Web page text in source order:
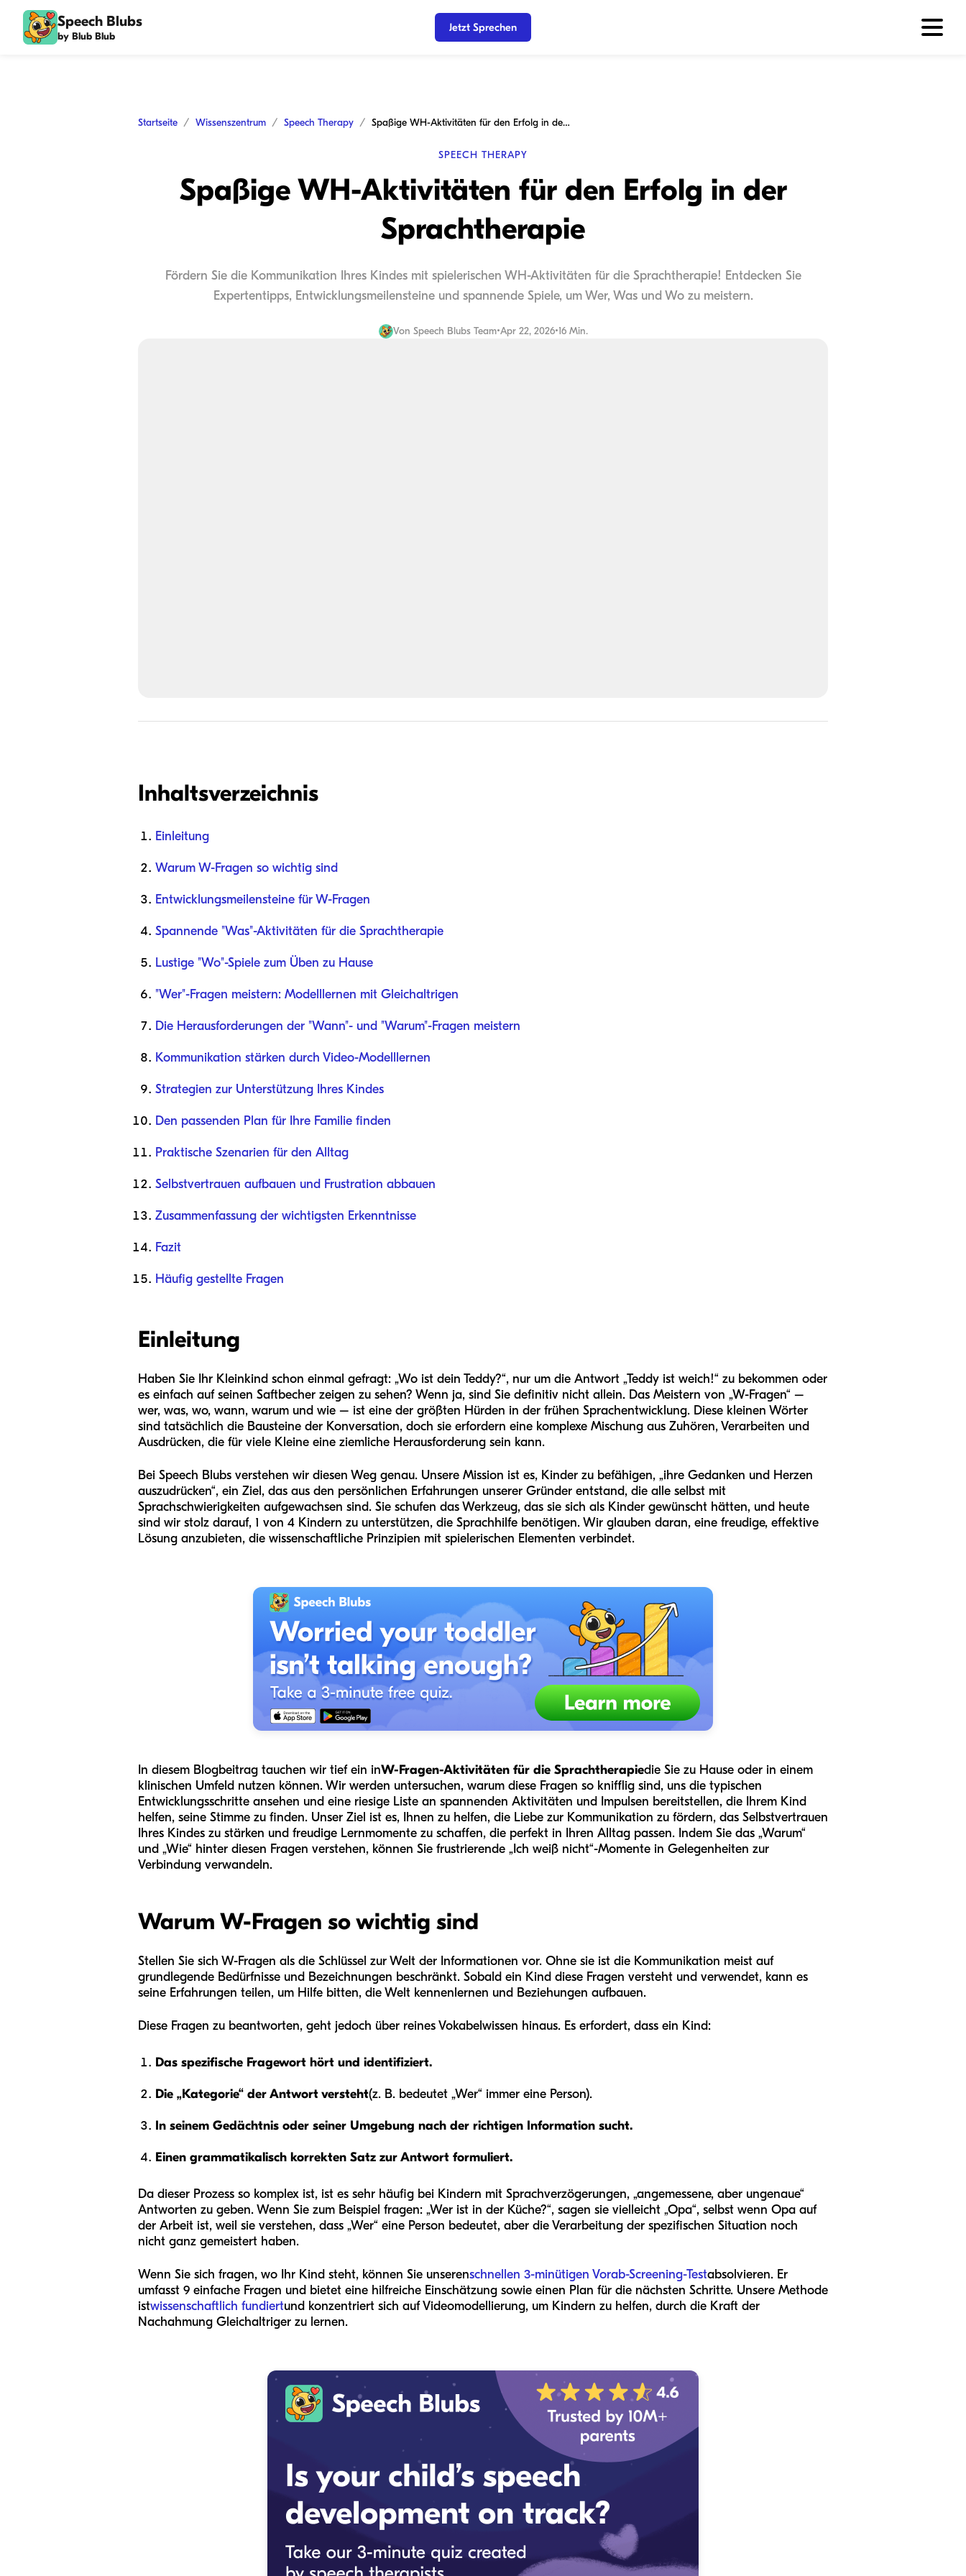
Speech Blubs
by Blub Blub
Jetzt Sprechen
Startseite Wissenszentrum Speech Therapy Spaßige WH-Aktivitäten für den Erfolg in der Sprachtherapie
SPEECH THERAPY
Spaßige WH-Aktivitäten für den Erfolg in der
Sprachtherapie
Fördern Sie die Kommunikation Ihres Kindes mit spielerischen WH-Aktivitäten für die Sprachtherapie! Entdecken Sie
Expertentipps, Entwicklungsmeilensteine und spannende Spiele, um Wer, Was und Wo zu meistern.
Von Speech Blubs Team•Apr 22, 2026•16 Min.
Inhaltsverzeichnis
Einleitung
Warum W-Fragen so wichtig sind
Entwicklungsmeilensteine für W-Fragen
Spannende "Was"-Aktivitäten für die Sprachtherapie
Lustige "Wo"-Spiele zum Üben zu Hause
"Wer"-Fragen meistern: Modelllernen mit Gleichaltrigen
Die Herausforderungen der "Wann"- und "Warum"-Fragen meistern
Kommunikation stärken durch Video-Modelllernen
Strategien zur Unterstützung Ihres Kindes
Den passenden Plan für Ihre Familie finden
Praktische Szenarien für den Alltag
Selbstvertrauen aufbauen und Frustration abbauen
Zusammenfassung der wichtigsten Erkenntnisse
Fazit
Häufig gestellte Fragen
Einleitung
Haben Sie Ihr Kleinkind schon einmal gefragt: „Wo ist dein Teddy?“, nur um die Antwort „Teddy ist weich!“ zu bekommen oder
es einfach auf seinen Saftbecher zeigen zu sehen? Wenn ja, sind Sie definitiv nicht allein. Das Meistern von „W-Fragen“ –
wer, was, wo, wann, warum und wie – ist eine der größten Hürden in der frühen Sprachentwicklung. Diese kleinen Wörter
sind tatsächlich die Bausteine der Konversation, doch sie erfordern eine komplexe Mischung aus Zuhören, Verarbeiten und
Ausdrücken, die für viele Kleine eine ziemliche Herausforderung sein kann.
Bei Speech Blubs verstehen wir diesen Weg genau. Unsere Mission ist es, Kinder zu befähigen, „ihre Gedanken und Herzen
auszudrücken“, ein Ziel, das aus den persönlichen Erfahrungen unserer Gründer entstand, die alle selbst mit
Sprachschwierigkeiten aufgewachsen sind. Sie schufen das Werkzeug, das sie sich als Kinder gewünscht hätten, und heute
sind wir stolz darauf, 1 von 4 Kindern zu unterstützen, die Sprachhilfe benötigen. Wir glauben daran, eine freudige, effektive
Lösung anzubieten, die wissenschaftliche Prinzipien mit spielerischen Elementen verbindet.
In diesem Blogbeitrag tauchen wir tief ein inW-Fragen-Aktivitäten für die Sprachtherapiedie Sie zu Hause oder in einem
klinischen Umfeld nutzen können. Wir werden untersuchen, warum diese Fragen so knifflig sind, uns die typischen
Entwicklungsschritte ansehen und eine riesige Liste an spannenden Aktivitäten und Impulsen bereitstellen, die Ihrem Kind
helfen, seine Stimme zu finden. Unser Ziel ist es, Ihnen zu helfen, die Liebe zur Kommunikation zu fördern, das Selbstvertrauen
Ihres Kindes zu stärken und freudige Lernmomente zu schaffen, die perfekt in Ihren Alltag passen. Indem Sie das „Warum“
und „Wie“ hinter diesen Fragen verstehen, können Sie frustrierende „Ich weiß nicht“-Momente in Gelegenheiten zur
Verbindung verwandeln.
Warum W-Fragen so wichtig sind
Stellen Sie sich W-Fragen als die Schlüssel zur Welt der Informationen vor. Ohne sie ist die Kommunikation meist auf
grundlegende Bedürfnisse und Bezeichnungen beschränkt. Sobald ein Kind diese Fragen versteht und verwendet, kann es
seine Erfahrungen teilen, um Hilfe bitten, die Welt kennenlernen und Beziehungen aufbauen.
Diese Fragen zu beantworten, geht jedoch über reines Vokabelwissen hinaus. Es erfordert, dass ein Kind:
Das spezifische Fragewort hört und identifiziert.
Die „Kategorie“ der Antwort versteht(z. B. bedeutet „Wer“ immer eine Person).
In seinem Gedächtnis oder seiner Umgebung nach der richtigen Information sucht.
Einen grammatikalisch korrekten Satz zur Antwort formuliert.
Da dieser Prozess so komplex ist, ist es sehr häufig bei Kindern mit Sprachverzögerungen, „angemessene, aber ungenaue“
Antworten zu geben. Wenn Sie zum Beispiel fragen: „Wer ist in der Küche?“, sagen sie vielleicht „Opa“, selbst wenn Opa auf
der Arbeit ist, weil sie verstehen, dass „Wer“ eine Person bedeutet, aber die Verarbeitung der spezifischen Situation noch
nicht ganz gemeistert haben.
Wenn Sie sich fragen, wo Ihr Kind steht, können Sie unserenschnellen 3-minütigen Vorab-Screening-Testabsolvieren. Er
umfasst 9 einfache Fragen und bietet eine hilfreiche Einschätzung sowie einen Plan für die nächsten Schritte. Unsere Methode
istwissenschaftlich fundiertund konzentriert sich auf Videomodellierung, um Kindern zu helfen, durch die Kraft der
Nachahmung Gleichaltriger zu lernen.